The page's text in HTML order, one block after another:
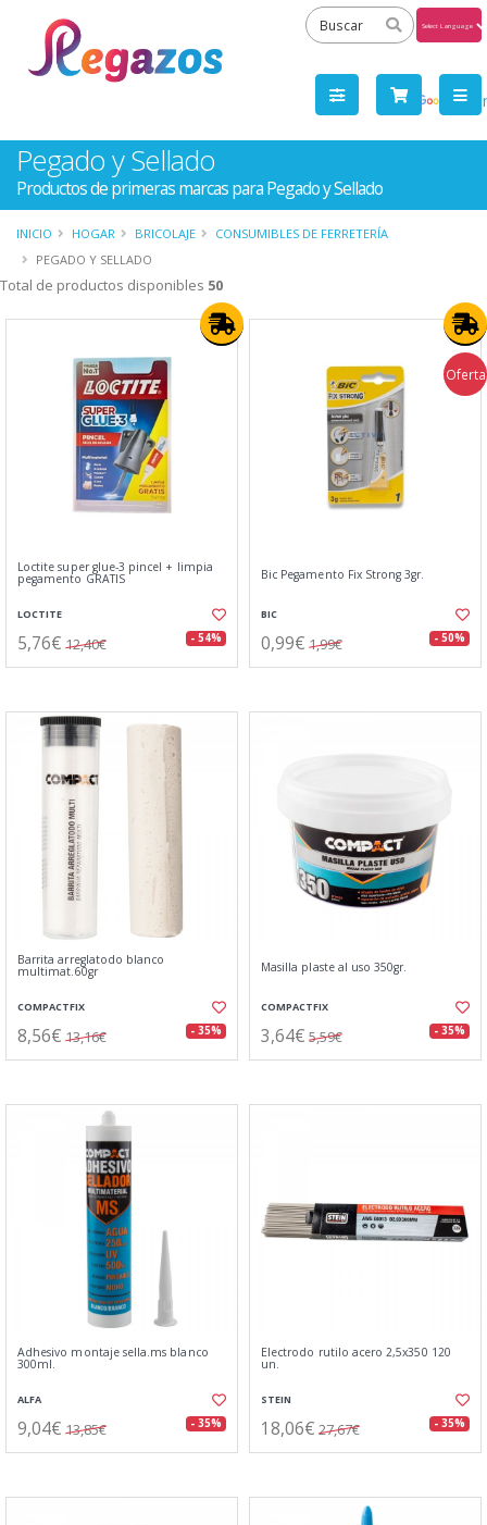
by
Pegado y Sellado
Productos de primeras marcas para Pegado y Sellado
INICIO HOGAR BRICOLAJE
CONSUMIBLES DE FERRETERÍA
PEGADO Y SELLADO
Total de productos disponibles 50
Loctite super glue-3 pincel + limpia
pegamento GRATIS
LOCTITE
5,76€ 12,40€ - 54%
Oferta
Bic Pegamento Fix Strong 3gr.
BIC
0,99€ 1,99€ - 50%
Barrita arreglatodo blanco
multimat.60gr
COMPACTFIX
8,56€ 13,16€ - 35%
Masilla plaste al uso 350gr.
COMPACTFIX
3,64€ 5,59€ - 35%
Adhesivo montaje sella.ms blanco
300ml.
ALFA
9,04€ 13,85€ - 35%
Electrodo rutilo acero 2,5x350 120
un.
STEIN
18,06€ 27,67€ - 35%